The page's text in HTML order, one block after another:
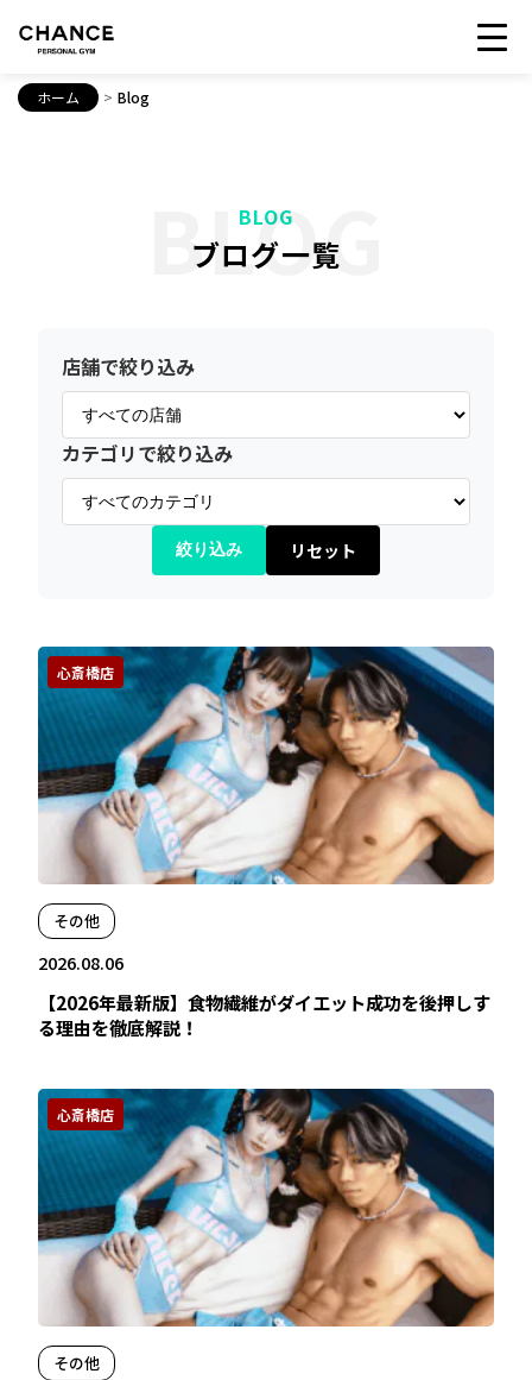
ホーム > Blog
BLOG
BLOG
ブログ一覧
店舗で絞り込み
カテゴリで絞り込み
絞り込み リセット
心斎橋店
その他
2026.08.06
【2026年最新版】食物繊維がダイエット成功を後押しす
る理由を徹底解説！
心斎橋店
その他